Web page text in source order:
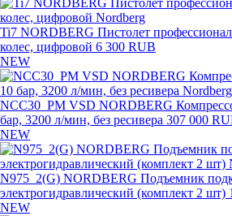
Ti7 NORDBERG Пистолет
колес, цифровой 6 300 RUB
NEW
NCC30_PM VSD NORDBERG
бар, 3200 л/мин, без ресивера 307 000
NEW
N975_2(G) NORDBERG Подъемник
электрогидравлический (комплект 2 шт)
NEW